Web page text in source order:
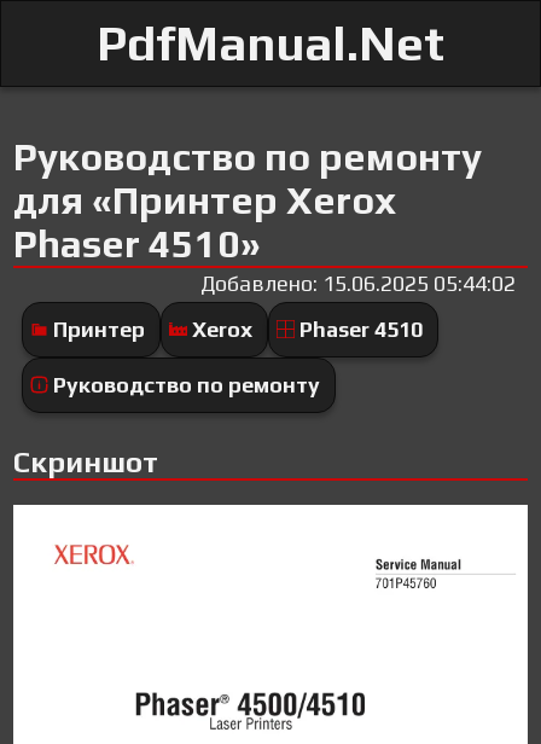
PdfManual.Net
Руководство по ремонту
для «Принтер Xerox
Phaser 4510»
Добавлено: 15.06.2025 05:44:02
Принтер
Xerox Phaser 4510
Руководство по ремонту
Скриншот